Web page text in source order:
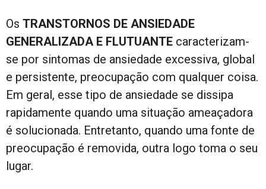
Os TRANSTORNOS DE ANSIEDADE
GENERALIZADA E FLUTUANTE caracterizam-
se por sintomas de ansiedade excessiva, global
e persistente, preocupação com qualquer coisa.
Em geral, esse tipo de ansiedade se dissipa
rapidamente quando uma situação ameaçadora
é solucionada. Entretanto, quando uma fonte de
preocupação é removida, outra logo toma o seu
lugar.